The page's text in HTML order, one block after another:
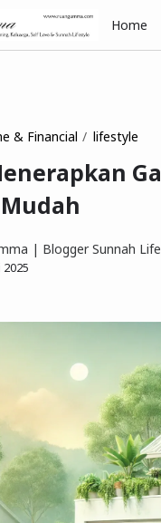
Home
& Financial lifestyle
| Blogger Sunnah
2025